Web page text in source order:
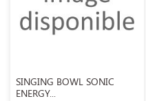
Aperçu rapide
SINGING BOWL SONIC
ENERGY...